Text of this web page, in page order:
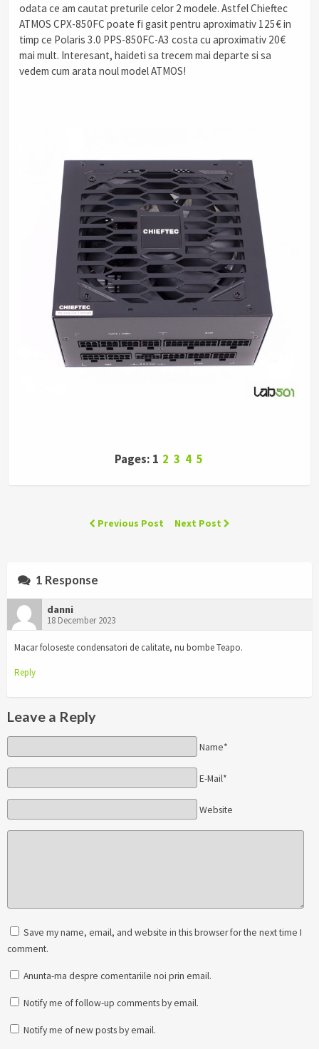
odata ce am cautat preturile celor 2 modele. Astfel Chieftec
ATMOS CPX-850FC poate fi gasit pentru aproximativ 125€ in
timp ce Polaris 3.0 PPS-850FC-A3 costa cu aproximativ 20€
mai mult. Interesant, haideti sa trecem mai departe si sa
vedem cum arata noul model ATMOS!
Pages: 1 2 3 4 5
Previous Post Next Post
1 Response
danni
18 December 2023
Macar foloseste condensatori de calitate, nu bombe Teapo.
Reply
Leave a Reply
Name*
E-Mail*
Website
Save my name, email, and website in this browser for the next time I
comment.
Anunta-ma despre comentariile noi prin email.
Notify me of follow-up comments by email.
Notify me of new posts by email.